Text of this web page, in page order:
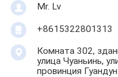
Mr. Lv
+8615322801313
Комната 302,
улица Чуаньинь,
провинция Гуандун